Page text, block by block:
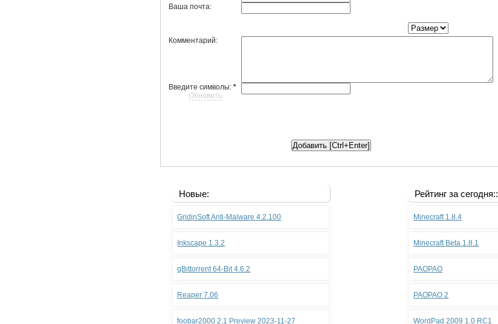
Ваша почта:
Комментарий:
Введите символы:*
Обновить
Новые:
GridinSoft Anti-Malware 4.2.100
Inkscape 1.3.2
qBittorrent 64-Bit 4.6.2
Reaper 7.06
foobar2000 2.1 Preview 2023-11-27
Рейтинг за сегодня::
Minecraft 1.8.4
Minecraft Beta 1.8.1
PAOPAO
PAOPAO 2
WordPad 2009 1.0 RC1